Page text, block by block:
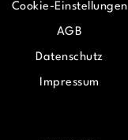
Cookie-Einstellungen
AGB
Datenschutz
Impressum